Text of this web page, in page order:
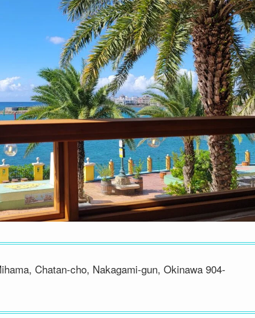
Chatan-cho, Nakagami-gun, Okinawa 904-